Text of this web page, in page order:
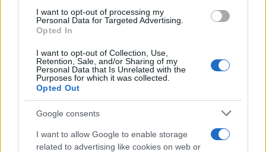
I want to opt-out of processing my
Personal Data for Targeted Advertising.
Opted In
I want to opt-out of Collection, Use,
Retention, Sale, and/or Sharing of my
Personal Data that Is Unrelated with the
Purposes for which it was collected.
Opted Out
Google consents
I want to allow Google to enable storage
related to advertising like cookies on web or
δημιουργούνται οι συνθήκες για βαρομετρικά
χαμηλά.